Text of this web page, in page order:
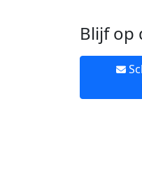
Blijf op